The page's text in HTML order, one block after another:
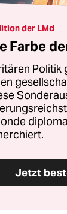
der LMd
Farbe
Politik
Jetzt